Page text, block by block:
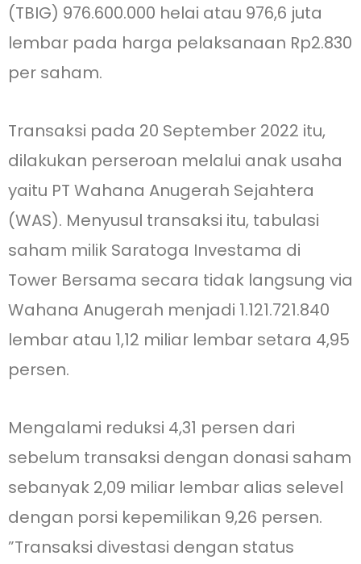
(TBIG) 976.600.000 helai atau 976,6 juta
lembar pada harga pelaksanaan Rp2.830
per saham.
Transaksi pada 20 September 2022 itu,
dilakukan perseroan melalui anak usaha
yaitu PT Wahana Anugerah Sejahtera
(WAS). Menyusul transaksi itu, tabulasi
saham milik Saratoga Investama di
Tower Bersama secara tidak langsung via
Wahana Anugerah menjadi 1.121.721.840
lembar atau 1,12 miliar lembar setara 4,95
persen.
Mengalami reduksi 4,31 persen dari
sebelum transaksi dengan donasi saham
sebanyak 2,09 miliar lembar alias selevel
dengan porsi kepemilikan 9,26 persen.
”Transaksi divestasi dengan status